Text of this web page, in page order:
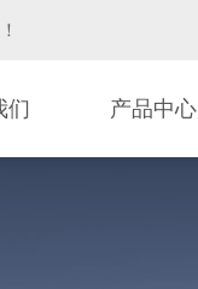
！
们 产品中心